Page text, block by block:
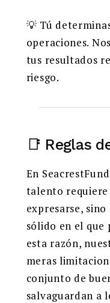
💡 Tú
operaciones.
tus resultados
riesgo.
📑 Reglas
En
talento
expresarse,
sólido en el que
esta razón,
meras
conjunto de
salvaguardan a